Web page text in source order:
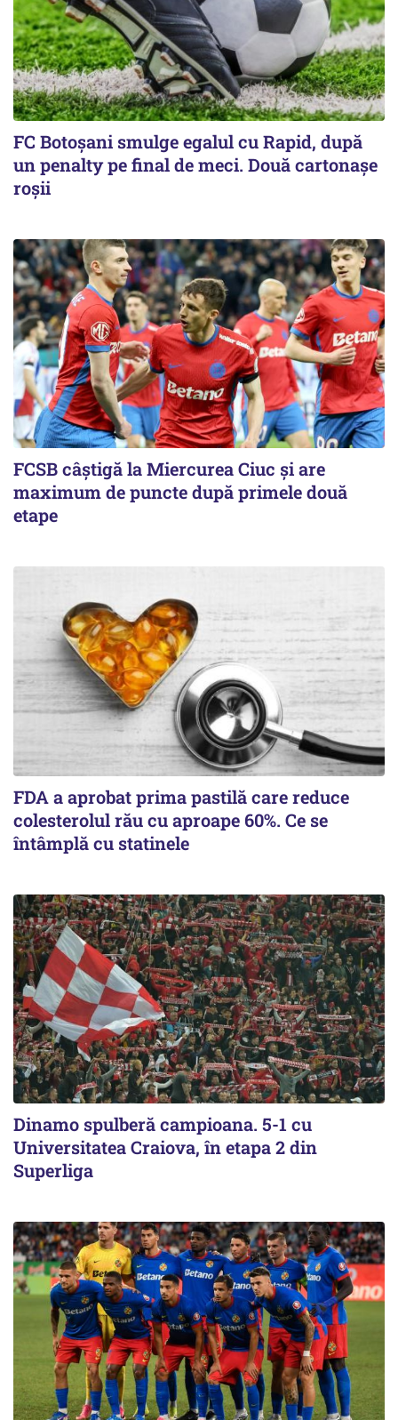
FC Botoşani smulge egalul cu Rapid, după
un penalty pe final de meci. Două cartonaşe
roşii
FCSB câştigă la Miercurea Ciuc şi are
maximum de puncte după primele două
etape
FDA a aprobat prima pastilă care reduce
colesterolul rău cu aproape 60%. Ce se
întâmplă cu statinele
Dinamo spulberă campioana. 5-1 cu
Universitatea Craiova, în etapa 2 din
Superliga